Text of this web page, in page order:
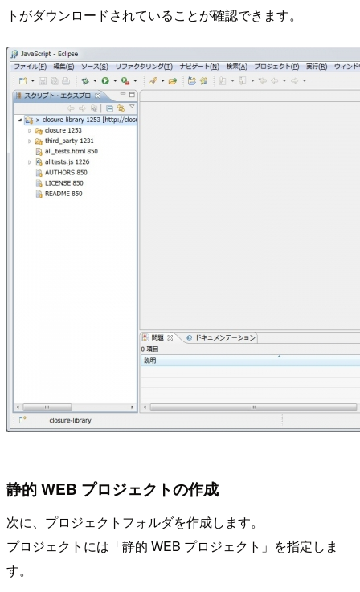
トがダウンロードされていることが確認できます。
静的 WEB プロジェクトの作成
次に、プロジェクトフォルダを作成します。
プロジェクトには「静的 WEB プロジェクト」を指定しま
す。